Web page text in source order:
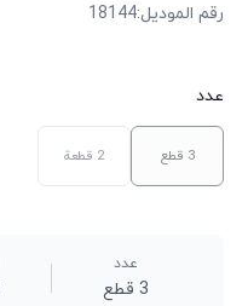
رقم الموديل:
18144
عدد
3 قطع 2 قطعة
عدد
3 قطع